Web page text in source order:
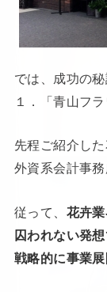
では、成功の
１．「青山フ
先程ご紹介し
外資系会計事務
従って、 花卉
囚われない発
戦略的に事業